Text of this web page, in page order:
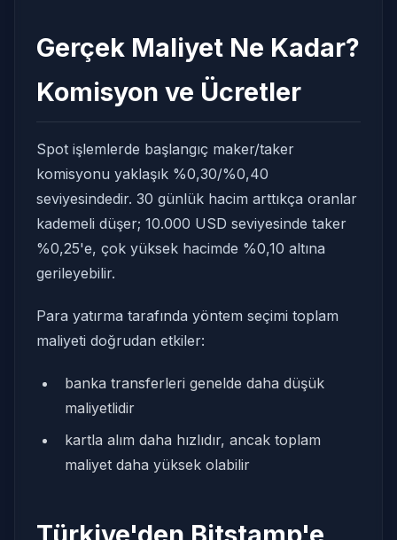
Gerçek Maliyet Ne Kadar?
Komisyon ve Ücretler
Spot işlemlerde başlangıç maker/taker
komisyonu yaklaşık %0,30/%0,40
seviyesindedir. 30 günlük hacim arttıkça oranlar
kademeli düşer; 10.000 USD seviyesinde taker
%0,25'e, çok yüksek hacimde %0,10 altına
gerileyebilir.
Para yatırma tarafında yöntem seçimi toplam
maliyeti doğrudan etkiler:
banka transferleri genelde daha düşük
maliyetlidir
kartla alım daha hızlıdır, ancak toplam
maliyet daha yüksek olabilir